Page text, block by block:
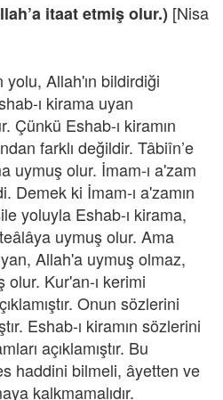
itaat etmiş olur.) [Nisa
yolu, Allah'ın bildirdiği
ı kirama uyan
Çünkü Eshab-ı kiramın
farklı değildir. Tâbiîn’e
uymuş olur. İmam-ı a'zam
Demek ki İmam-ı a'zamın
yoluyla Eshab-ı kirama,
uymuş olur. Ama
Allah'a uymuş olmaz,
olur. Kur'an-ı kerimi
Onun sözlerini
Eshab-ı kiramın sözlerini
açıklamıştır. Bu
haddini bilmeli, âyetten ve
kalkmamalıdır.